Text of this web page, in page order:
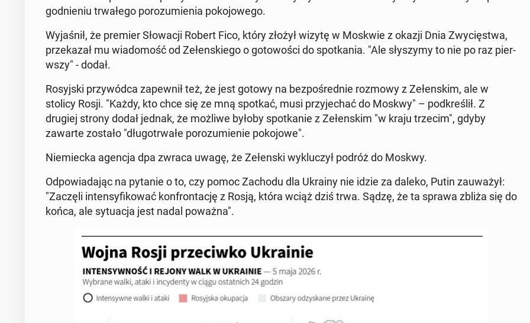
god­nie­niu tr­wałego porozu­mienia poko­jowego.
Wy­jaśnił, że premier Słowacji Robert Fico, który złożył wizytę w Moskwie z okazji Dnia Zwycięst­wa,
przekazał mu wiado­mość od Zełen­skiego o go­towoś­ci do spotka­nia. "Ale słyszymy to nie po raz pier­
wszy" - dodał.
Rosyjs­ki przy­wód­ca za­pewnił też, że jest gotowy na bezpośred­nie rozmowy z Zełen­skim, ale w
stolicy Rosji. "Każdy, kto chce się ze mną spotkać, musi przy­jechać do Moskwy" – pod­kreślił. Z
drugiej strony dodał jednak, że możliwe byłoby spotkanie z Zełen­skim "w kraju trzecim", gdyby
zawarte zostało "dłu­gotr­wałe porozu­mie­nie poko­jowe".
Niemiec­ka agencja dpa zwraca uwagę, że Zełen­s­ki wyk­luczył podróż do Moskwy.
Odpowiada­jąc na pytanie o to, czy pomoc Zachodu dla Ukrainy nie idzie za daleko, Putin za­uważył:
"Zaczęli in­ten­sy­fikować kon­frontację z Rosją, która wciąż dziś trwa. Sądzę, że ta sprawa zbliża się do
końca, ale sytu­ac­ja jest nadal poważna".